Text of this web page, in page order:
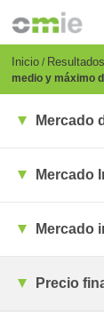
principal
Breadcrumb
Inicio
medio y máximo
Mercado
Mercado
Mercado
Precio